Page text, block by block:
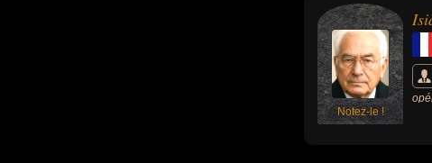
Notez-le !